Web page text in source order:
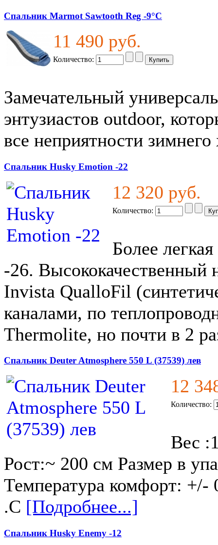
Спальник Marmot Sawtooth Reg -9°C
11 490 руб.
Количество:
Замечательный
энтузиастов outdoor,
все неприятности
Спальник Husky Emotion -22
12 320 руб.
Количество:
Более
-26. Высококачественный
Invista QualloFil
каналами, по
Thermolite, но почти в 2
Спальник Deuter Atmosphere 550 L (37539) лев
12
Количество:
Вес
Рост:~ 200 см Размер в
Температура комфорт: +/-
.C [Подробнее...]
Спальник Husky Enemy -12